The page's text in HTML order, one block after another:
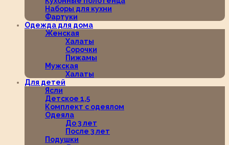
Наборы для кухни
Фартуки
Одежда для дома
Женская
Халаты
Сорочки
Пижамы
Мужская
Халаты
Для детей
Ясли
Детское 1,5
Комплект с одеялом
Одеяла
До 3 лет
После 3 лет
Подушки